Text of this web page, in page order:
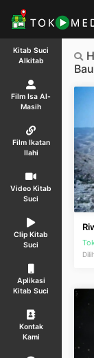
Kitab Suci
Alkitab
Film Isa Al-
Masih
Film Ikatan
Ilahi
Video Kitab
Suci
Clip Kitab
Suci
Aplikasi
Kitab Suci
Kontak
Kami